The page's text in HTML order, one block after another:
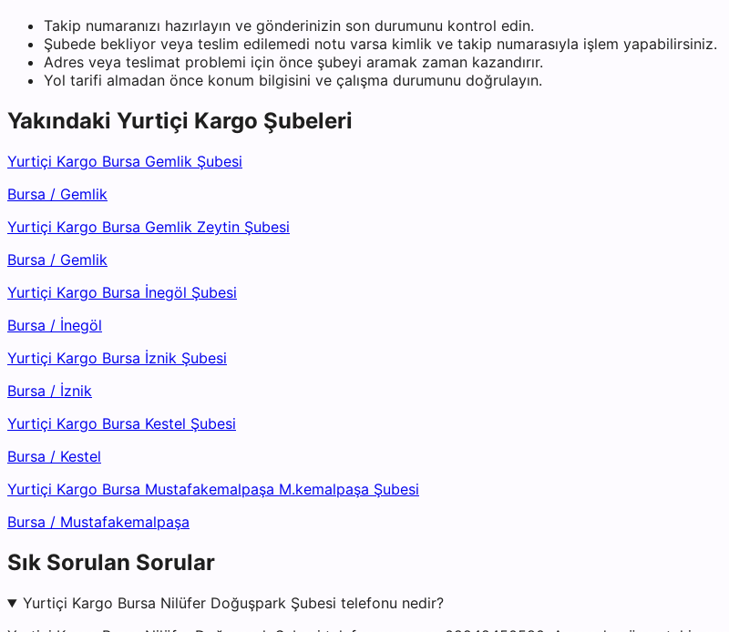
Takip numaranızı hazırlayın ve gönderinizin son durumunu kontrol edin.
Şubede bekliyor veya teslim edilemedi notu varsa kimlik ve takip numarasıyla işlem yapabilirsiniz.
Adres veya teslimat problemi için önce şubeyi aramak zaman kazandırır.
Yol tarifi almadan önce konum bilgisini ve çalışma durumunu doğrulayın.
Yakındaki Yurtiçi Kargo Şubeleri
Yurtiçi Kargo Bursa Gemlik Şubesi
Bursa / Gemlik
Yurtiçi Kargo Bursa Gemlik Zeytin Şubesi
Bursa / Gemlik
Yurtiçi Kargo Bursa İnegöl Şubesi
Bursa / İnegöl
Yurtiçi Kargo Bursa İznik Şubesi
Bursa / İznik
Yurtiçi Kargo Bursa Kestel Şubesi
Bursa / Kestel
Yurtiçi Kargo Bursa Mustafakemalpaşa M.kemalpaşa Şubesi
Bursa / Mustafakemalpaşa
Sık Sorulan Sorular
Yurtiçi Kargo Bursa Nilüfer Doğuşpark Şubesi telefonu nedir?